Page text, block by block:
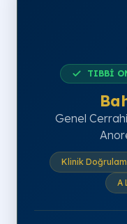
TIBBİ
Genel
Klinik
A